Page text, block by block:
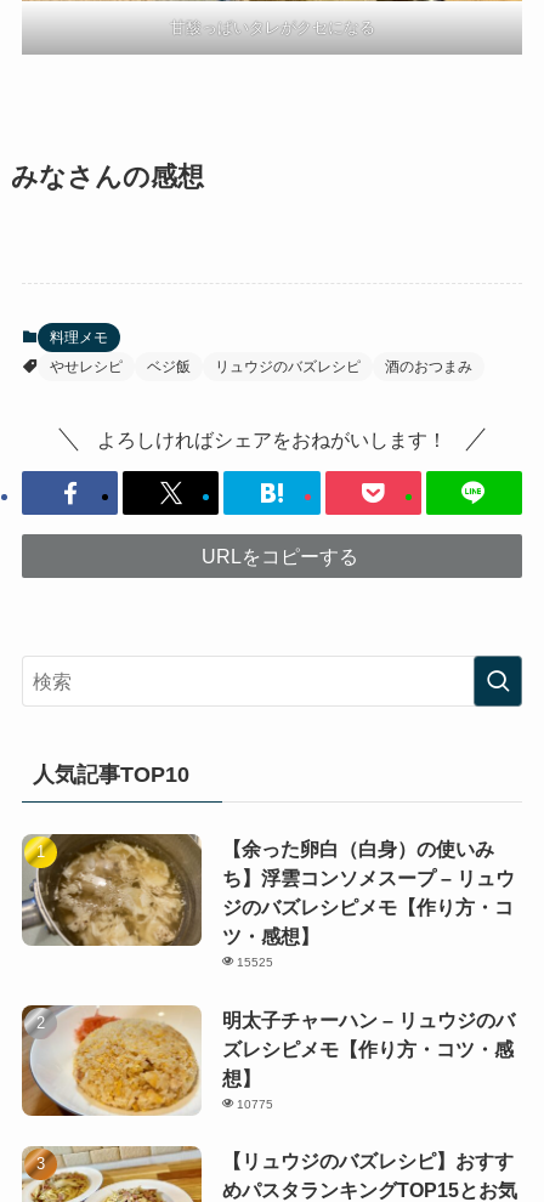
甘酸っぱいタレがクセになる
みなさんの感想
料理メモ
やせレシピ
ベジ飯 リュウジのバズレシピ 酒のおつまみ
よろしければシェアをおねがいします！
URLをコピーする
人気記事TOP10
【余った卵白（白身）の使いみ
ち】浮雲コンソメスープ – リュウ
ジのバズレシピメモ【作り方・コ
ツ・感想】
15525
明太子チャーハン – リュウジのバ
ズレシピメモ【作り方・コツ・感
想】
10775
【リュウジのバズレシピ】おすす
めパスタランキングTOP15とお気